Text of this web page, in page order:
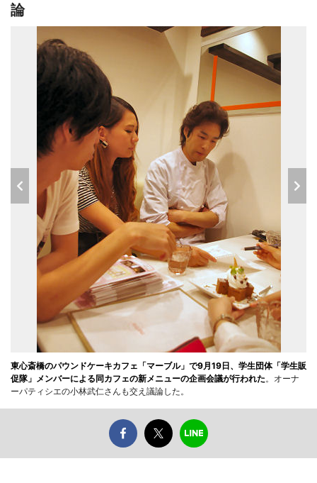
論
東心斎橋のパウンドケーキカフェ「マーブル」で9月19日、学生団体「学生販
促隊」メンバーによる同カフェの新メニューの企画会議が行われた。オーナ
ーパティシエの小林武仁さんも交え議論した。